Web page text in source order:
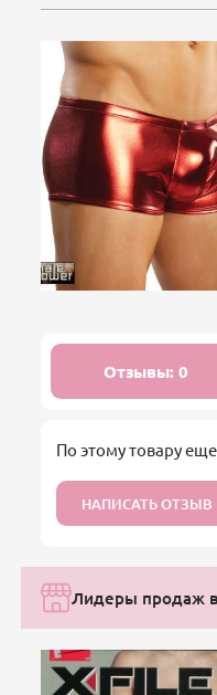
Отзывы: 0
По этому товару
НАПИСАТЬ ОТЗЫВ
Лидеры продаж в